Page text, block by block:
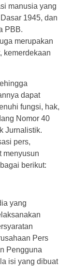
manusia yang
1945, dan
PBB.
merupakan
kemerdekaan
dapat
fungsi, hak,
Nomor 40
Jurnalistik.
pers,
menyusun
berikut:
yang
Pers
Pengguna
isi yang dibuat